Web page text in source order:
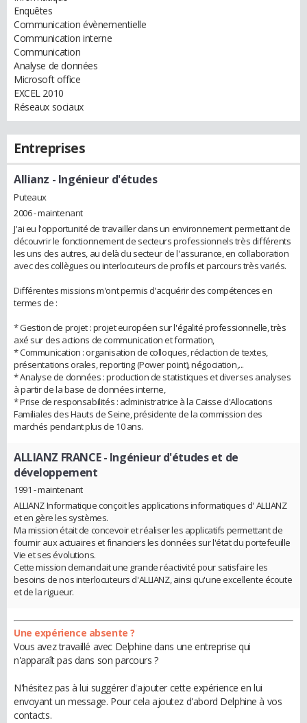
Enquêtes
Communication évènementielle
Communication interne
Communication
Analyse de données
Microsoft office
EXCEL 2010
Réseaux sociaux
Entreprises
Allianz - Ingénieur d'études
Puteaux
2006 - maintenant
J'ai eu l'opportunité de travailler dans un environnement permettant de
découvrir le fonctionnement de secteurs professionnels très différents
les uns des autres, au delà du secteur de l'assurance, en collaboration
avec des collègues ou interlocuteurs de profils et parcours très variés.
Différentes missions m'ont permis d'acquérir des compétences en
termes de :
* Gestion de projet : projet européen sur l'égalité professionnelle, très
axé sur des actions de communication et formation,
* Communication : organisation de colloques, rédaction de textes,
présentations orales, reporting (Power point), négociation,...
* Analyse de données : production de statistiques et diverses analyses
à partir de la base de données interne,
* Prise de responsabilités : administratrice à la Caisse d'Allocations
Familiales des Hauts de Seine, présidente de la commission des
marchés pendant plus de 10 ans.
ALLIANZ FRANCE- Ingénieur d'études et de
développement
1991 - maintenant
ALLIANZ Informatique conçoit les applications informatiques d' ALLIANZ
et en gère les systèmes.
Ma mission était de concevoir et réaliser les applicatifs permettant de
fournir aux actuaires et financiers les données sur l'état du portefeuille
Vie et ses évolutions.
Cette mission demandait une grande réactivité pour satisfaire les
besoins de nos interlocuteurs d'ALLIANZ, ainsi qu'une excellente écoute
et de la rigueur.
Une expérience absente ?
Vous avez travaillé avec Delphine dans une entreprise qui
n'apparaît pas dans son parcours ?
N'hésitez pas à lui suggérer d'ajouter cette expérience en lui
envoyant un message. Pour cela ajoutez d'abord Delphine à vos
contacts.